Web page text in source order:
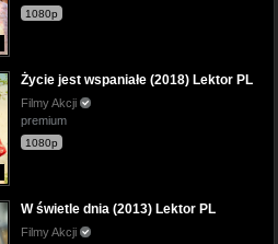
1080p
Życie jest wspaniałe (2018) Lektor PL
Filmy Akcji
premium
1080p
W świetle dnia (2013) Lektor PL
Filmy Akcji